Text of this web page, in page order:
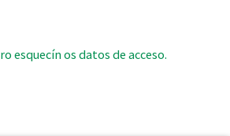
esquecín os datos de acceso.